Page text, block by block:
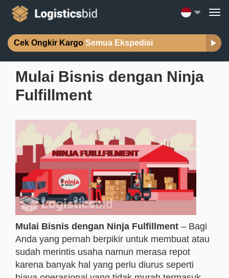
Cek Ongkir Kargo Semua Ekspedisi
Mulai Bisnis dengan Ninja
Fulfillment
Mulai Bisnis dengan Ninja Fulfillment – Bagi
Anda yang pernah berpikir untuk membuat atau
sudah merintis usaha namun merasa repot
karena banyak hal yang perlu diurus seperti